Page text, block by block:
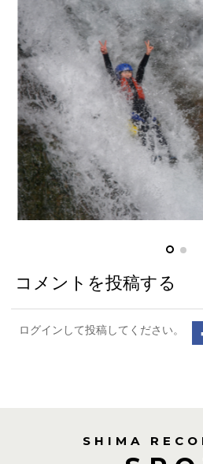
コメントを投稿する
ログインして投稿してください。
SHIMA